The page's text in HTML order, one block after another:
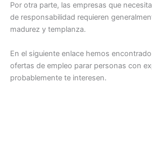
Por otra parte, las empresas que
de responsabilidad requieren
madurez y templanza.
En el siguiente enlace hemos
ofertas de empleo parar personas con
probablemente te interesen.